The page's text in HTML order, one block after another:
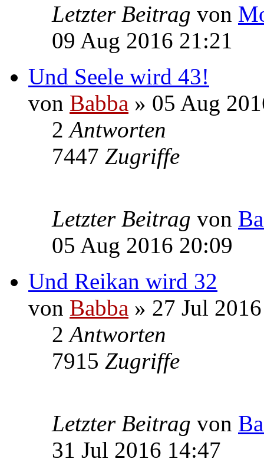
Letzter Beitrag von
09 Aug 2016 21:21
Und Seele wird 43!
von Babba » 05 Aug
2Antworten
7447 Zugriffe
Letzter Beitrag von
05 Aug 2016 20:09
Und Reikan wird 32
von Babba » 27 Jul
2Antworten
7915 Zugriffe
Letzter Beitrag von
31 Jul 2016 14:47